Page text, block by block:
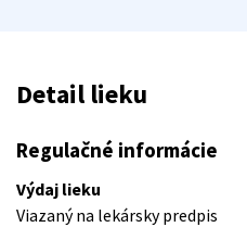
Detail lieku
Regulačné informácie
Výdaj lieku
Viazaný na lekársky predpis